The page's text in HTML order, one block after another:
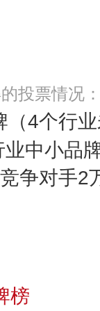
投票情况
（4个行
中小品
竞争对手2
榜